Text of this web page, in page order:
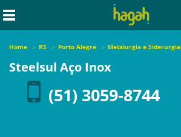
Home RS Porto Alegre Metalurgia e Siderurgia
Steelsul Aço Inox
(51) 3059-8744